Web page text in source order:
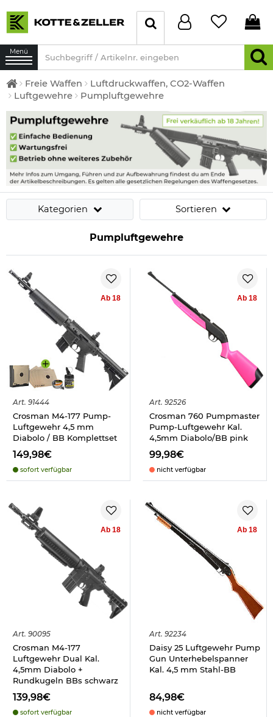
Menü
Freie Waffen
Luftdruckwaffen, CO2-Waffen
Luftgewehre
Pumpluftgewehre
Kategorien Sortieren
Pumpluftgewehre
Ab 18
Art. 91444
Crosman M4-177 Pump-
Luftgewehr 4,5 mm
Diabolo / BB Komplettset
149,98€
sofort verfügbar
Ab 18
Art. 92526
Crosman 760 Pumpmaster
Pump-Luftgewehr Kal.
4,5mm Diabolo/BB pink
99,98€
nicht verfügbar
Ab 18
Art. 90095
Crosman M4-177
Luftgewehr Dual Kal.
4,5mm Diabolo +
Rundkugeln BBs schwarz
139,98€
sofort verfügbar
Ab 18
Art. 92234
Daisy 25 Luftgewehr Pump
Gun Unterhebelspanner
Kal. 4,5 mm Stahl-BB
84,98€
nicht verfügbar